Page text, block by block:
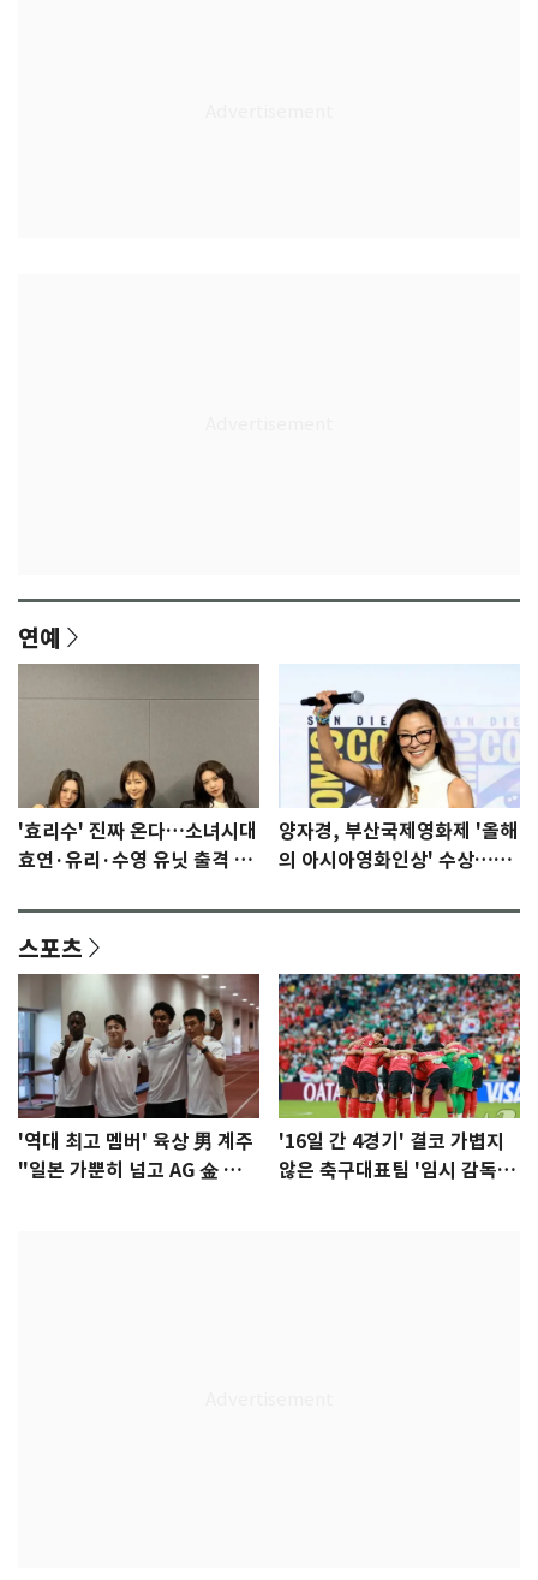
연예
'효리수' 진짜 온다…소녀시대
효연·유리·수영 유닛 출격 [N
양자경, 부산국제영화제 '올해
의 아시아영화인상' 수상…15
스포츠
'역대 최고 멤버' 육상 男 계주
"일본 가뿐히 넘고 AG 金 따겠
'16일 간 4경기' 결코 가볍지
않은 축구대표팀 '임시 감독'